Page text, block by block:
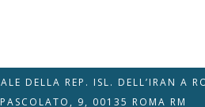
DELLA REP. ISL. DELL’IRAN A
9, 00135 ROMA RM
🇮🇹 🇬🇧